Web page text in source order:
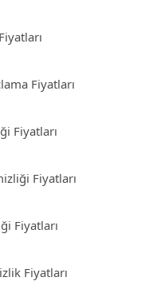
Fiyatları
Fiyatları
Fiyatları
Fiyatları
Fiyatları